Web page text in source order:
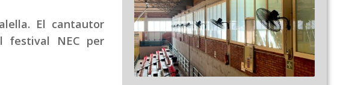
El cantautor
festival NEC per